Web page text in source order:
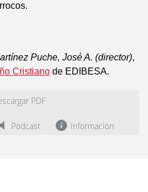
Puche, José A. (director),
Cristiano de EDIBESA.
PDF
Podcast Información